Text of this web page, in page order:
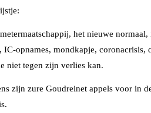
het nieuwe
opnames, mondkapje,
niet tegen zijn verlies kan.
zijn zure Goudreinet appels voor in